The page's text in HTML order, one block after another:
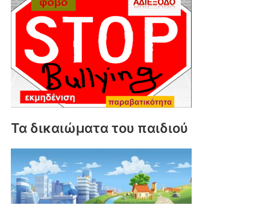
Τα δικαιώματα του παιδιού